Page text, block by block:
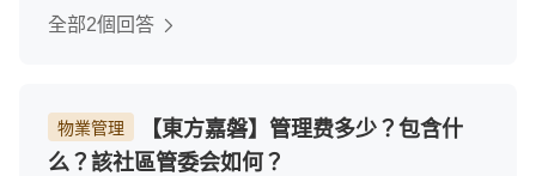
全部2個回答
物業管理
【東方嘉磐】管理费多少？包含什
么？該社區管委会如何？